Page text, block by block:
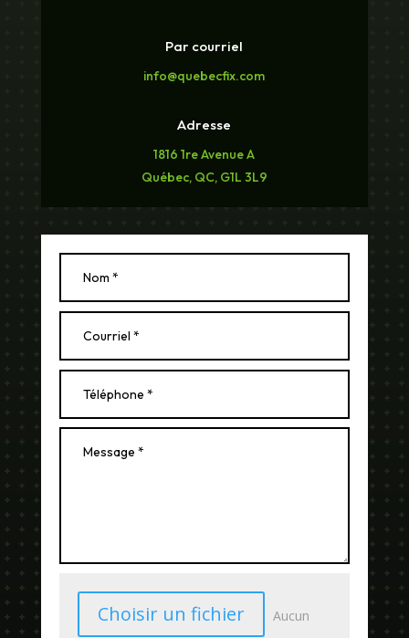
Par courriel
info@quebecfix.com
Adresse
1816 1re Avenue A
Québec, QC, G1L 3L9
Choisir un fichier
Aucun